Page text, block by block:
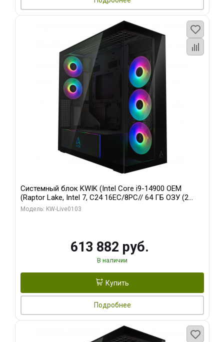
Системный блок KWIK (Intel Core i9-14900 OEM
(Raptor Lake, Intel 7, C24 16EC/8PC// 64 ГБ ОЗУ (2
модуля)/ Afox RTX4090 24GB GDDR6X 384-Bit 3xDP
Модель: KW-Live0103
613 882 руб.
В наличии
Купить
Подробнее